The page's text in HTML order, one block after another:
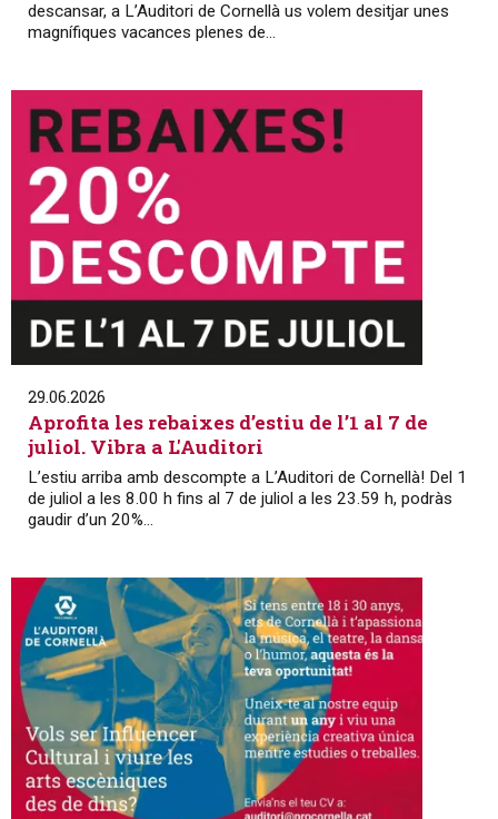
descansar, a L’Auditori de Cornellà us volem desitjar unes
magnífiques vacances plenes de...
29.06.2026
Aprofita les rebaixes d’estiu de l’1 al 7 de
juliol. Vibra a L'Auditori
L’estiu arriba amb descompte a L’Auditori de Cornellà! Del 1
de juliol a les 8.00 h fins al 7 de juliol a les 23.59 h, podràs
gaudir d’un 20%...